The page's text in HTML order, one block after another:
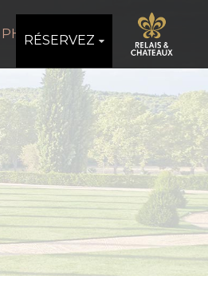
PHOTOS
RÉSERVEZ